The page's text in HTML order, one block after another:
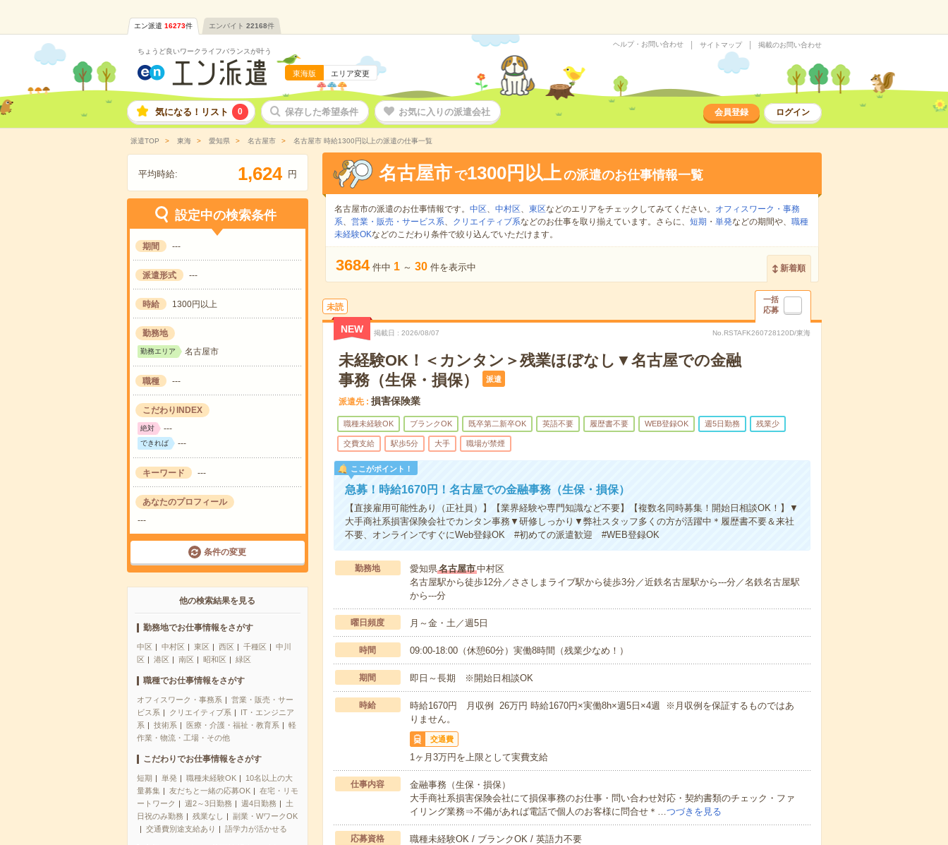
エン派遣 16273件 エンバイト 22168件
ちょうど良いワークライフバランスが叶う
東海版 エリア変更
ヘルプ・お問い合わせ サイトマップ 掲載のお問い合わせ
気になる！リスト 0 保存した希望条件 お気に入りの派遣会社 会員登録 ログイン
派遣TOP 東海 愛知県 名古屋市 名古屋市 時給1300円以上の派遣の仕事一覧
平均時給: 1,624 円
設定中の検索条件
期間 ---
派遣形式 ---
時給 1300円以上
勤務地
勤務エリア 名古屋市
職種 ---
こだわりINDEX
絶対 ---
できれば ---
キーワード ---
あなたのプロフィール
---
条件の変更
他の検索結果を見る
勤務地でお仕事情報をさがす
中区 中村区 東区 西区 千種区
中川
区
港区 南区 昭和区 緑区
職種でお仕事情報をさがす
オフィスワーク・事務系
営業・販売・サー
ビス系
クリエイティブ系
IT・エンジニア
系
技術系 医療・介護・福祉・教育系
軽
作業・物流・工場・その他
こだわりでお仕事情報をさがす
短期 単発 職種未経験OK
10名以上の大
量募集
友だちと一緒の応募OK
在宅・リモ
ートワーク
週2～3日勤務 週4日勤務
土
日祝のみ勤務
残業なし
副業・WワークOK
交通費別途支給あり
語学力が活かせる
名古屋市 で1300円以上の派遣のお仕事情報一覧
名古屋市の派遣のお仕事情報です。 中区、 中村区、 東区などのエリアをチェックしてみてください。
オフィスワーク・事務
系、 営業・販売・サービス系、 クリエイティブ系などのお仕事を取り揃えています。さらに、 短期 ・ 単発などの期間や、 職種
未経験OKなどのこだわり条件で絞り込んでいただけます。
3684 件中 1 ～ 30 件を表示中 新着順
未読
一括
応募
NEW 掲載日 2026/08/07 No.RSTAFK260728120D/東海
未経験OK！＜カンタン＞残業ほぼなし▼名古屋での金融
事務（生保・損保）
派遣
派遣先 損害保険業
職種未経験OK ブランクOK 既卒第二新卒OK 英語不要 履歴書不要 WEB登録OK 週5日勤務 残業少
交費支給 駅歩5分 大手 職場が禁煙
ここがポイント！
急募！時給1670円！名古屋での金融事務（生保・損保）
【直接雇用可能性あり（正社員）】【業界経験や専門知識など不要】【複数名同時募集！開始日相談OK！】▼
大手商社系損害保険会社でカンタン事務▼研修しっかり▼弊社スタッフ多くの方が活躍中＊履歴書不要＆来社
不要、オンラインですぐにWeb登録OK #初めての派遣歓迎 #WEB登録OK
勤務地 愛知県名古屋市中村区
名古屋駅から徒歩12分／ささしまライブ駅から徒歩3分／近鉄名古屋駅から---分／名鉄名古屋駅
から---分
曜日頻度 月～金・土／週5日
時間 09:00-18:00（休憩60分）実働8時間（残業少なめ！）
期間 即日～長期 ※開始日相談OK
時給
時給1670円 月収例 26万円 時給1670円×実働8h×週5日×4週 ※月収例を保証するものではあ
りません。
交通費
1ヶ月3万円を上限として実費支給
仕事内容
金融事務（生保・損保）
大手商社系損害保険会社にて損保事務のお仕事・問い合わせ対応・契約書類のチェック・ファ
イリング業務⇒不備があれば電話で個人のお客様に問合せ＊…つづきを見る
応募資格
職種未経験OK / ブランクOK / 英語力不要